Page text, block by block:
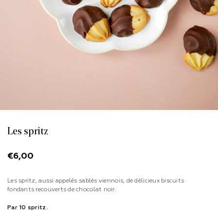
Les spritz
€6,00
Les spritz, aussi appelés sablés viennois, de délicieux biscuits
fondants recouverts de chocolat noir.
Par 10 spritz.